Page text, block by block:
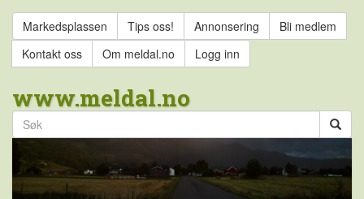
Markedsplassen Tips oss! Annonsering
Bli medlem
Kontakt oss
Om meldal.no Logg inn
www.meldal.no